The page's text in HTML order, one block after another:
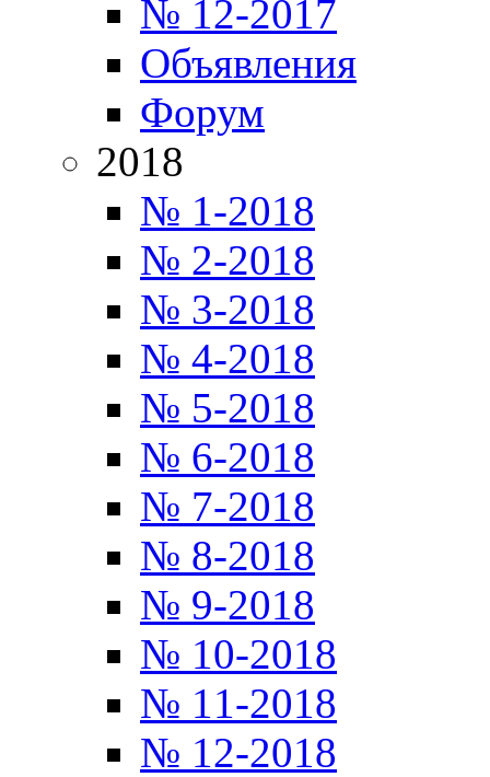
№ 12-2017
Объявления
Форум
2018
№ 1-2018
№ 2-2018
№ 3-2018
№ 4-2018
№ 5-2018
№ 6-2018
№ 7-2018
№ 8-2018
№ 9-2018
№ 10-2018
№ 11-2018
№ 12-2018